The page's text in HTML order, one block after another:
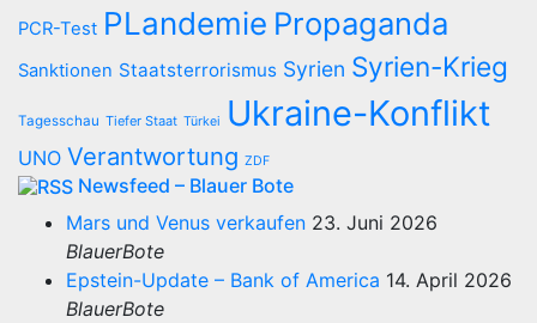
PCR-Test PLandemie Propaganda
Sanktionen Staatsterrorismus Syrien Syrien-Krieg
Tagesschau Tiefer Staat Türkei Ukraine-Konflikt
UNO Verantwortung ZDF
Newsfeed – Blauer Bote
Mars und Venus verkaufen 23. Juni 2026
BlauerBote
Epstein-Update – Bank of America 14. April 2026
BlauerBote